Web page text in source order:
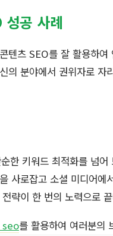
성공 사례
텐츠 SEO를 잘 활용하
의 분야에서 권위자로
한 키워드 최적화를 넘
사로잡고 소셜 미디어
략이 한 번의 노력으로
seo를 활용하여 여러분의